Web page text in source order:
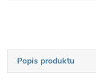
Popis produktu